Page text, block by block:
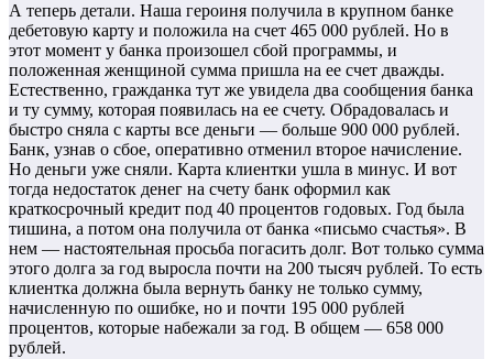
А теперь детали. Наша героиня получила в крупном банке
дебетовую карту и положила на счет 465 000 рублей. Но в
этот момент у банка произошел сбой программы, и
положенная женщиной сумма пришла на ее счет дважды.
Естественно, гражданка тут же увидела два сообщения банка
и ту сумму, которая появилась на ее счету. Обрадовалась и
быстро сняла с карты все деньги — больше 900 000 рублей.
Банк, узнав о сбое, оперативно отменил второе начисление.
Но деньги уже сняли. Карта клиентки ушла в минус. И вот
тогда недостаток денег на счету банк оформил как
краткосрочный кредит под 40 процентов годовых. Год была
тишина, а потом она получила от банка «письмо счастья». В
нем — настоятельная просьба погасить долг. Вот только сумма
этого долга за год выросла почти на 200 тысяч рублей. То есть
клиентка должна была вернуть банку не только сумму,
начисленную по ошибке, но и почти 195 000 рублей
процентов, которые набежали за год. В общем — 658 000
рублей.